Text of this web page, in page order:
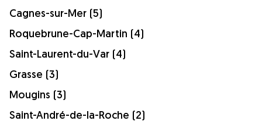
Cagnes-sur-Mer (5)
Roquebrune-Cap-Martin (4)
Saint-Laurent-du-Var (4)
Grasse (3)
Mougins (3)
Saint-André-de-la-Roche (2)